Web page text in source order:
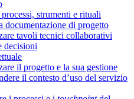
strumenti e rituali
documentazione di progetto
tavoli tecnici collaborativi
decisioni
il progetto e la sua gestione
il contesto d’uso del servizio